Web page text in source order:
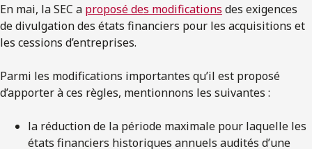
En mai, la SEC a proposé des modifications des exigences
de divulgation des états financiers pour les acquisitions et
les cessions d’entreprises.
Parmi les modifications importantes qu’il est proposé
d’apporter à ces règles, mentionnons les suivantes :
la réduction de la période maximale pour laquelle les
états financiers historiques annuels audités d’une